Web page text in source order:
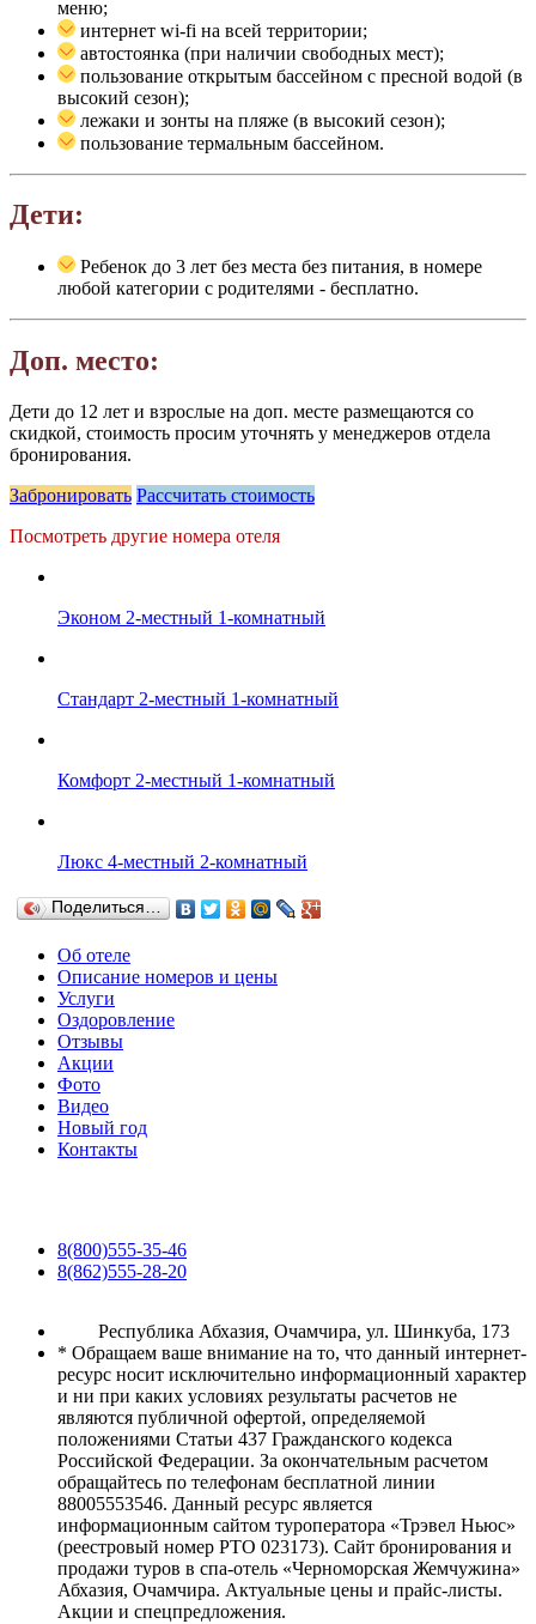
меню;
интернет wi-fi на всей территории;
автостоянка (при наличии свободных мест);
пользование открытым бассейном с пресной водой (в
высокий сезон);
лежаки и зонты на пляже (в высокий сезон);
пользование термальным бассейном.
Дети:
Ребенок до 3 лет без места без питания, в номере
любой категории с родителями - бесплатно.
Доп. место:
Дети до 12 лет и взрослые на доп. месте размещаются со
скидкой, стоимость просим уточнять у менеджеров отдела
бронирования.
Забронировать Рассчитать стоимость
Посмотреть другие номера отеля
Эконом 2-местный 1-комнатный
Стандарт 2-местный 1-комнатный
Комфорт 2-местный 1-комнатный
Люкс 4-местный 2-комнатный
Поделиться…
Об отеле
Описание номеров и цены
Услуги
Оздоровление
Отзывы
Акции
Фото
Видео
Новый год
Контакты
8(800)555-35-46
8(862)555-28-20
Республика Абхазия, Очамчира, ул. Шинкуба, 173
* Обращаем ваше внимание на то, что данный интернет-
ресурс носит исключительно информационный характер
и ни при каких условиях результаты расчетов не
являются публичной офертой, определяемой
положениями Статьи 437 Гражданского кодекса
Российской Федерации. За окончательным расчетом
обращайтесь по телефонам бесплатной линии
88005553546. Данный ресурс является
информационным сайтом туроператора «Трэвел Ньюс»
(реестровый номер РТО 023173). Сайт бронирования и
продажи туров в спа-отель «Черноморская Жемчужина»
Абхазия, Очамчира. Актуальные цены и прайс-листы.
Акции и спецпредложения.